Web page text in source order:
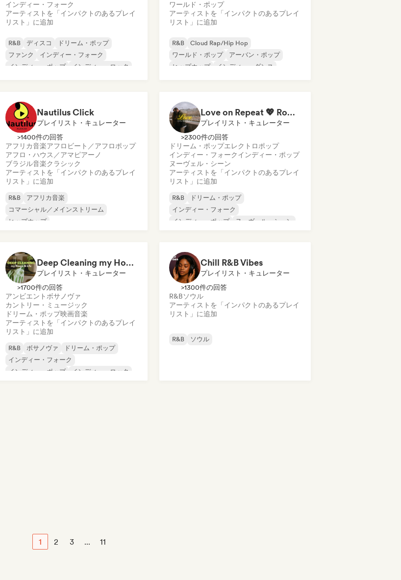
インディー・フォーク
アーティストを「インパクトのあるプレイ
リスト」に追加
R&B ディスコ
ドリーム・ポップ
ファンク
インディー・フォーク
インディー・ポップ
インディー・ロック
ワールド・ポップ
アーティストを「インパクトのあるプレイ
リスト」に追加
R&B
Cloud Rap/Hip Hop
ワールド・ポップ
アーバン・ポップ
ヒップホップ
インディー・ダンス
Nautilus Click
プレイリスト・キュレーター
>1400件の回答
アフリカ音楽アフロビート／アフロポップ
アフロ・ハウス／アマピアーノ
ブラジル音楽クラシック
アーティストを「インパクトのあるプレイ
リスト」に追加
R&B
アフリカ音楽
コマーシャル／メインストリーム
ヒップホップ
ソウル
アフロビート／アフロポップ
Love on Repeat 💖 Romantic Indie Pop, Neo Soul & Singer-Songwriter
プレイリスト・キュレーター
>2300件の回答
ドリーム・ポップエレクトロポップ
インディー・フォークインディー・ポップ
ヌーヴェル・シーン
アーティストを「インパクトのあるプレイ
リスト」に追加
R&B
ドリーム・ポップ
インディー・フォーク
インディー・ポップ
ヌーヴェル・シーン
Deep Cleaning my House and Life 🫧 Bedroom Pop & Indie Pop
プレイリスト・キュレーター
>1700件の回答
アンビエント ボサノヴァ
カントリー・ミュージック
ドリーム・ポップ映画音楽
アーティストを「インパクトのあるプレイ
リスト」に追加
R&B ボサノヴァ
ドリーム・ポップ
インディー・フォーク
インディー・ポップ
インディー・ロック
Chill R&B Vibes
プレイリスト・キュレーター
>1300件の回答
R&Bソウル
アーティストを「インパクトのあるプレイ
リスト」に追加
R&B ソウル
1 2 3 ... 11